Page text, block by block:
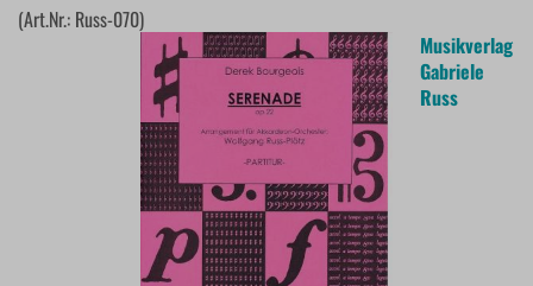
(Art.Nr.: Russ-070)
Musikverlag
Gabriele
Russ